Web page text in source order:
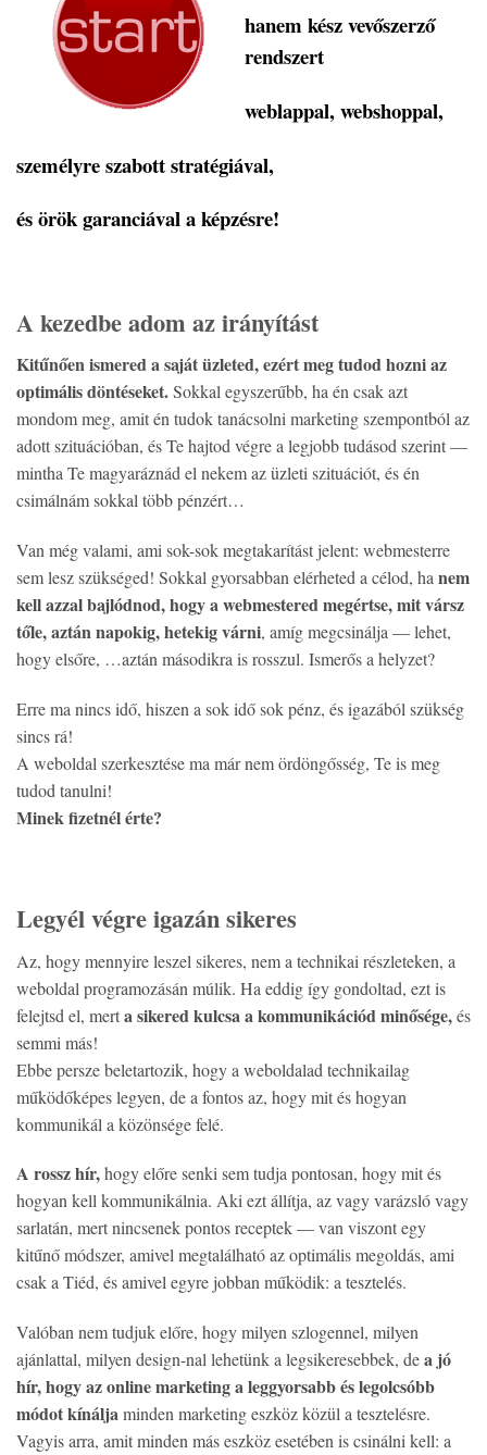
hanem kész vevőszerző
rendszert
weblappal, webshoppal,
személyre szabott stratégiával,
és örök garanciával a képzésre!
A kezedbe adom az irányítást
Kitűnően ismered a saját üzleted, ezért meg tudod hozni az
optimális döntéseket.Sokkal egyszerűbb, ha én csak azt
mondom meg, amit én tudok tanácsolni marketing szempontból az
adott szituációban, és Te hajtod végre a legjobb tudásod szerint —
mintha Te magyaráznád el nekem az üzleti szituációt, és én
csimálnám sokkal több pénzért…
Van még valami, ami sok-sok megtakarítást jelent: webmesterre
sem lesz szükséged! Sokkal gyorsabban elérheted a célod, ha nem
kell azzal bajlódnod, hogy a webmestered megértse, mit vársz
tőle, aztán napokig, hetekig várni, amíg megcsinálja — lehet,
hogy elsőre, …aztán másodikra is rosszul. Ismerős a helyzet?
Erre ma nincs idő, hiszen a sok idő sok pénz, és igazából szükség
sincs rá!
A weboldal szerkesztése ma már nem ördöngősség, Te is meg
tudod tanulni!
Minek fizetnél érte?
Legyél végre igazán sikeres
Az, hogy mennyire leszel sikeres, nem a technikai részleteken, a
weboldal programozásán múlik. Ha eddig így gondoltad, ezt is
felejtsd el, merta sikered kulcsa a kommunikációd minősége,és
semmi más!
Ebbe persze beletartozik, hogy a weboldalad technikailag
működőképes legyen, de a fontos az, hogy mit és hogyan
kommunikál a közönsége felé.
A rossz hír,hogy előre senki sem tudja pontosan, hogy mit és
hogyan kell kommunikálnia. Aki ezt állítja, az vagy varázsló vagy
sarlatán, mert nincsenek pontos receptek — van viszont egy
kitűnő módszer, amivel megtalálható az optimális megoldás, ami
csak a Tiéd, és amivel egyre jobban működik: a tesztelés.
Valóban nem tudjuk előre, hogy milyen szlogennel, milyen
ajánlattal, milyen design-nal lehetünk a legsikeresebbek, dea jó
hír, hogy az online marketing a leggyorsabb és legolcsóbb
módot kínáljaminden marketing eszköz közül a tesztelésre.
Vagyis arra, amit minden más eszköz esetében is csinálni kell: a